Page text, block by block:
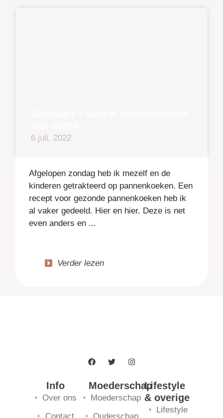
6 juli, 2022
Afgelopen zondag heb ik mezelf en de
kinderen getrakteerd op pannenkoeken. Een
recept voor gezonde pannenkoeken heb ik
al vaker gedeeld. Hier en hier. Deze is net
even anders en ...
Verder lezen
Info
Over ons
Moederschap
Moederschap
Lifestyle
& overige
Lifestyle